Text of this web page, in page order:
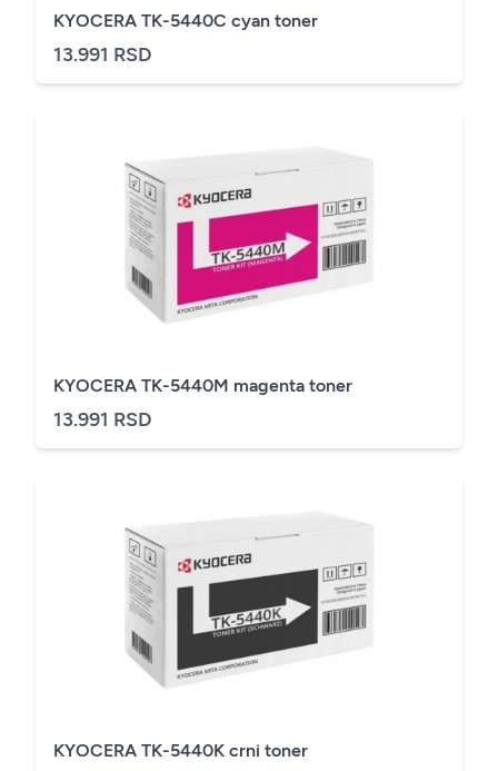
KYOCERA TK-5440C cyan toner
13.991 RSD
KYOCERA TK-5440M magenta toner
13.991 RSD
KYOCERA TK-5440K crni toner